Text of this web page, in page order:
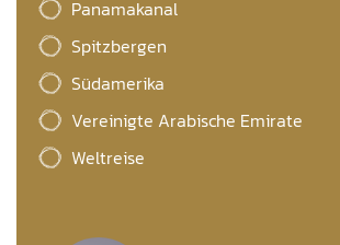
Panamakanal
Spitzbergen
Südamerika
Vereinigte Arabische Emirate
Weltreise